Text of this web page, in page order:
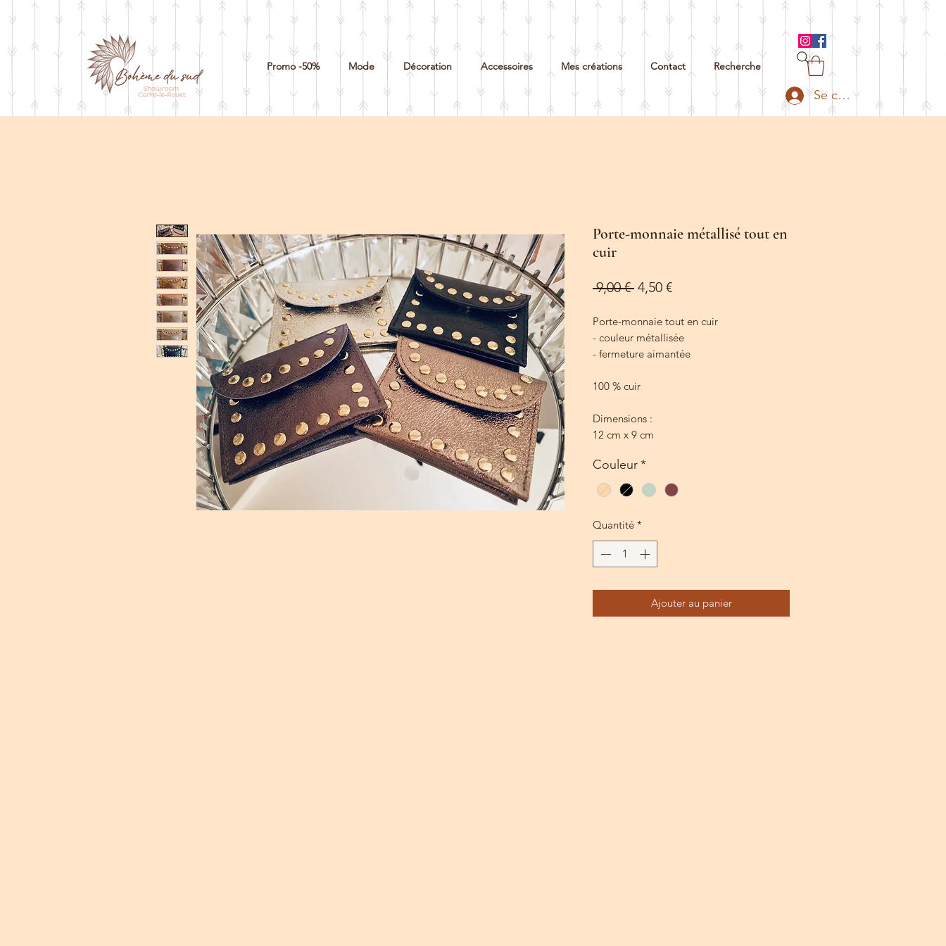
Promo -50% Mode Décoration Accessoires Mes créations Contact Recherche
Se connecter
Porte-monnaie métallisé tout en
cuir
9,00 € Prix
4,50 €Prix
Porte-monnaie tout en cuir
- couleur métallisée
- fermeture aimantée
100 % cuir
Dimensions :
12 cm x 9 cm
Couleur*
Quantité *
Ajouter au panier